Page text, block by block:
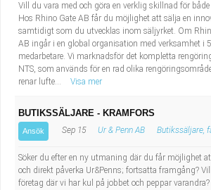
Vill du vara med och göra en verklig skillnad för
Hos Rhino Gate AB får du möjlighet att sälja en
samtidigt som du utvecklas inom säljyrket. Om
AB ingår i en global organisation med verksamhet i
medarbetare. Vi marknadsför det kompletta
NTS, som används för en rad olika
renar lufte...
Visa mer
BUTIKSSÄLJARE - KRAMFORS
Ansök Sep 15 Ur & Penn AB Butikssäljare,
Söker du efter en ny utmaning där du får möjlighet
och direkt påverka Ur&Penns; fortsatta framgång?
företag där vi har kul på jobbet och peppar